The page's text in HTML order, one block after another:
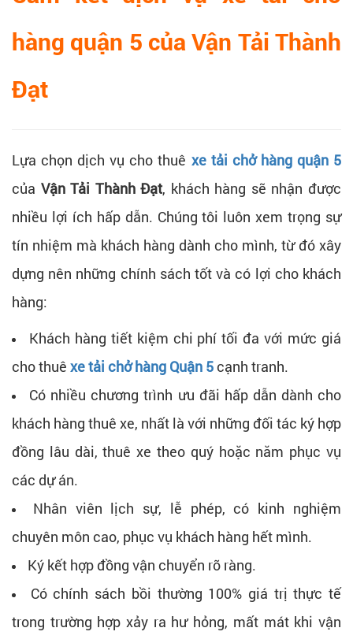
hàng quận 5 của Vận Tải Thành
Đạt
Lựa chọn dịch vụ cho thuê xe tải chở hàng quận 5
của Vận Tải Thành Đạt, khách hàng sẽ nhận được
nhiều lợi ích hấp dẫn. Chúng tôi luôn xem trọng sự
tín nhiệm mà khách hàng dành cho mình, từ đó xây
dựng nên những chính sách tốt và có lợi cho khách
hàng:
Khách hàng tiết kiệm chi phí tối đa với mức giá
cho thuê xe tải chở hàng Quận 5cạnh tranh.
Có nhiều chương trình ưu đãi hấp dẫn dành cho
khách hàng thuê xe, nhất là với những đối tác ký hợp
đồng lâu dài, thuê xe theo quý hoặc năm phục vụ
các dự án.
Nhân viên lịch sự, lễ phép, có kinh nghiệm
chuyên môn cao, phục vụ khách hàng hết mình.
Ký kết hợp đồng vận chuyển rõ ràng.
Có chính sách bồi thường 100% giá trị thực tế
trong trường hợp xảy ra hư hỏng, mất mát khi vận